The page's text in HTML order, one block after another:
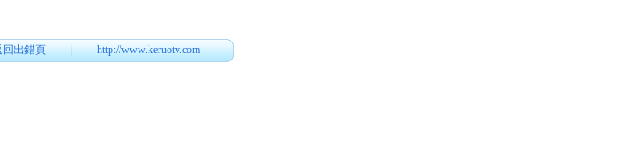
回出錯頁|http://www.keruotv.com